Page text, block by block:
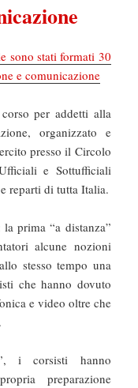
sono stati formati 30
e comunicazione
per addetti alla
organizzato e
presso il Circolo
e Sottufficiali
reparti di tutta Italia.
prima “a distanza”
alcune nozioni
stesso tempo una
che hanno dovuto
e video oltre che
i corsisti hanno
preparazione